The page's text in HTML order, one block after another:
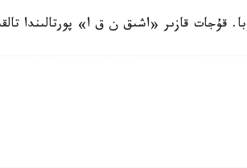
قۇجات قازىر «اشىق ن ق ا» پورتالىندا